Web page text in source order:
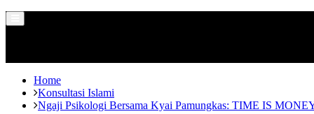
Menu
Home
Konsultasi Islami
Ngaji Psikologi Bersama Kyai Pamungkas: TIME IS